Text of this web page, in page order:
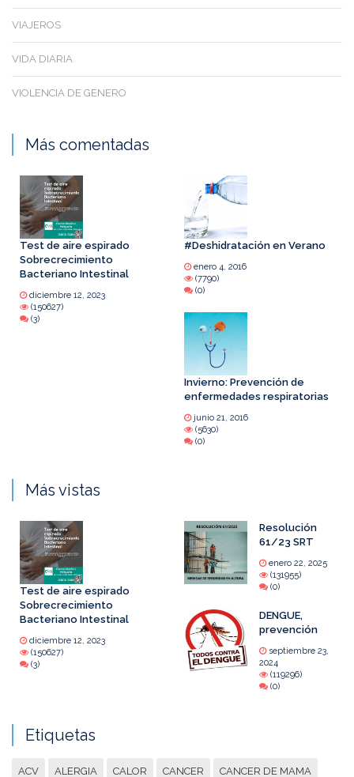
VIAJEROS
VIDA DIARIA
VIOLENCIA DE GENERO
Más comentadas
Test de aire espirado
Sobrecrecimiento
Bacteriano Intestinal
diciembre 12, 2023
(150627)
(3)
#Deshidratación en Verano
enero 4, 2016
(7790)
(0)
Invierno: Prevención de
enfermedades respiratorias
junio 21, 2016
(5630)
(0)
Más vistas
Test de aire espirado
Sobrecrecimiento
Bacteriano Intestinal
diciembre 12, 2023
(150627)
(3)
Resolución
61/23 SRT
enero 22, 2025
(131955)
(0)
DENGUE,
prevención
septiembre 23,
2024
(119296)
(0)
Etiquetas
ACV ALERGIA CALOR CANCER CANCER DE MAMA